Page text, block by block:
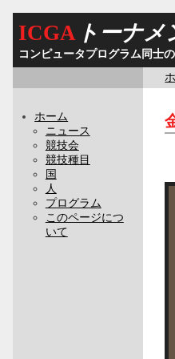
ICGAトーナメ
コンピュータプログラム同士
ホーム
ニュース
競技会
競技種目
国
人
プログラム
このページにつ
いて